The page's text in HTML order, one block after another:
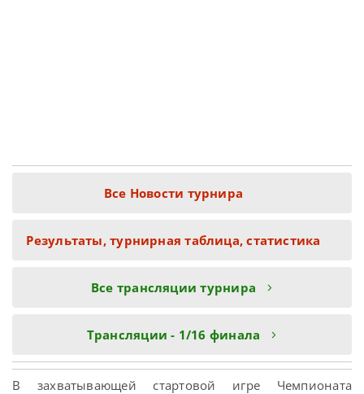
Все Новости турнира
Результаты, турнирная таблица, статистика
Все трансляции турнира
Трансляции - 1/16 финала
В захватывающей стартовой игре Чемпионата